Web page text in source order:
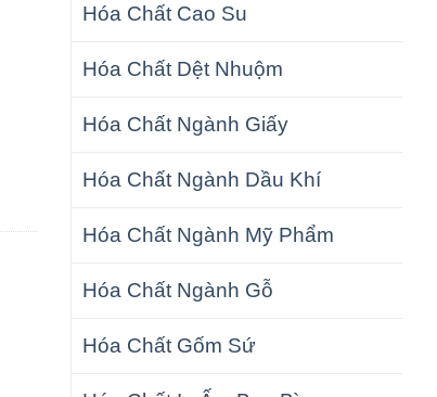
Hóa Chất Cao Su
Hóa Chất Dệt Nhuộm
Hóa Chất Ngành Giấy
Hóa Chất Ngành Dầu Khí
Hóa Chất Ngành Mỹ Phẩm
Hóa Chất Ngành Gỗ
Hóa Chất Gốm Sứ